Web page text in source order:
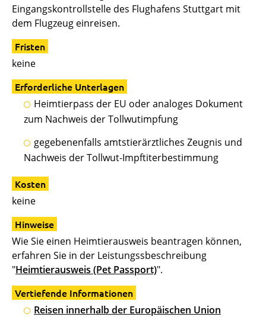
Eingangskontrollstelle des Flughafens Stuttgart mit
dem Flugzeug einreisen.
Fristen
keine
Erforderliche Unterlagen
Heimtierpass der EU oder analoges Dokument
zum Nachweis der Tollwutimpfung
gegebenenfalls amtstierärztliches Zeugnis und
Nachweis der Tollwut-Impftiterbestimmung
Kosten
keine
Hinweise
Wie Sie einen Heimtierausweis beantragen können,
erfahren Sie in der Leistungssbeschreibung
"Heimtierausweis (Pet Passport)".
Vertiefende Informationen
Reisen innerhalb der Europäischen Union